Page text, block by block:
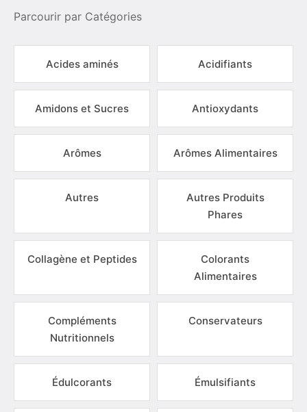
Parcourir par Catégories
Acides aminés Acidifiants
Amidons et Sucres Antioxydants
Arômes Arômes Alimentaires
Autres
Autres Produits
Phares
Collagène et Peptides
Colorants
Alimentaires
Compléments
Nutritionnels
Conservateurs
Édulcorants Émulsifiants